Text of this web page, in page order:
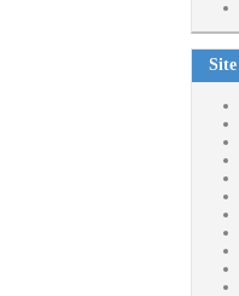
Site